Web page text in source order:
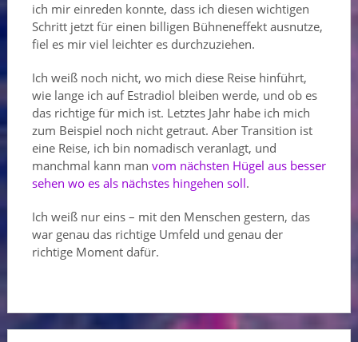
ich mir einreden konnte, dass ich diesen wichtigen
Schritt jetzt für einen billigen Bühneneffekt ausnutze,
fiel es mir viel leichter es durchzuziehen.
Ich weiß noch nicht, wo mich diese Reise hinführt,
wie lange ich auf Estradiol bleiben werde, und ob es
das richtige für mich ist. Letztes Jahr habe ich mich
zum Beispiel noch nicht getraut. Aber Transition ist
eine Reise, ich bin nomadisch veranlagt, und
manchmal kann man vom nächsten Hügel aus besser
sehen wo es als nächstes hingehen soll.
Ich weiß nur eins – mit den Menschen gestern, das
war genau das richtige Umfeld und genau der
richtige Moment dafür.